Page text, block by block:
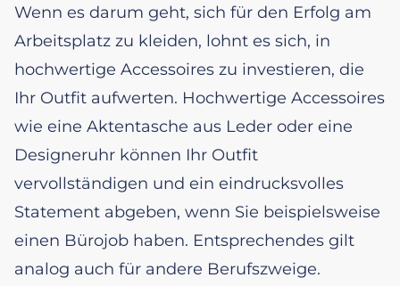
Wenn es darum geht, sich für den Erfolg am
Arbeitsplatz zu kleiden, lohnt es sich, in
hochwertige Accessoires zu investieren, die
Ihr Outfit aufwerten. Hochwertige Accessoires
wie eine Aktentasche aus Leder oder eine
Designeruhr können Ihr Outfit
vervollständigen und ein eindrucksvolles
Statement abgeben, wenn Sie beispielsweise
einen Bürojob haben. Entsprechendes gilt
analog auch für andere Berufszweige.